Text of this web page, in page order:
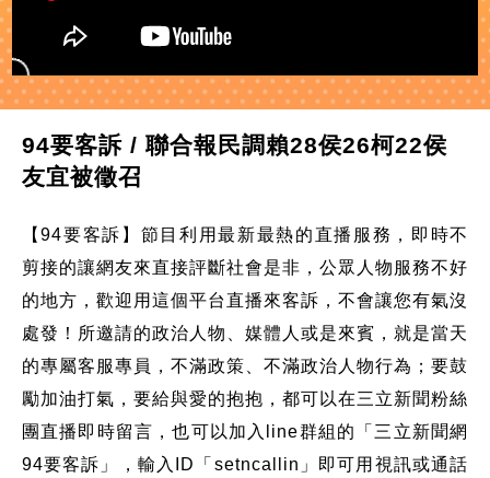
94要客訴 / 聯合報民調賴28侯26柯22侯
友宜被徵召
【94要客訴】節目利用最新最熱的直播服務，即時不
剪接的讓網友來直接評斷社會是非，公眾人物服務不好
的地方，歡迎用這個平台直播來客訴，不會讓您有氣沒
處發！所邀請的政治人物、媒體人或是來賓，就是當天
的專屬客服專員，不滿政策、不滿政治人物行為；要鼓
勵加油打氣，要給與愛的抱抱，都可以在三立新聞粉絲
團直播即時留言，也可以加入line群組的「三立新聞網
94要客訴」，輸入ID「setncallin」即可用視訊或通話